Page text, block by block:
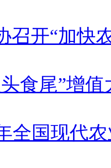
召开“加快
食尾”增值
全国现代